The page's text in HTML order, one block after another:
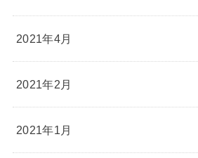
2021年4月
2021年2月
2021年1月